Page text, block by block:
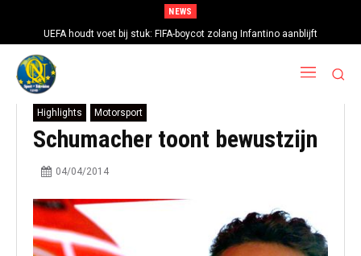
NEWS
UEFA houdt voet bij stuk: FIFA-boycot zolang Infantino aanblijft
Highlights Motorsport
Schumacher toont bewustzijn
04/04/2014